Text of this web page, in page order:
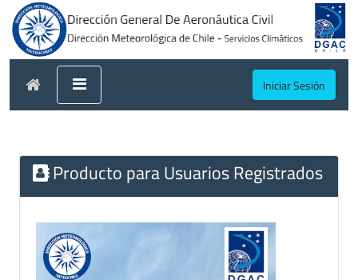
Iniciar Sesión
Producto para Usuarios Registrados